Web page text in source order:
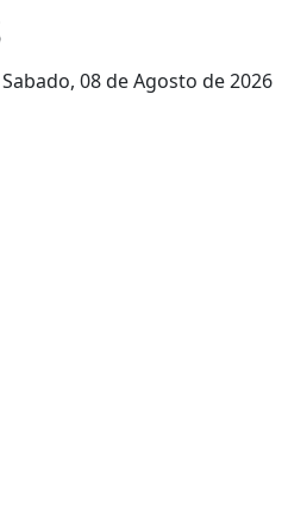
Sabado, 08 de Agosto de 2026